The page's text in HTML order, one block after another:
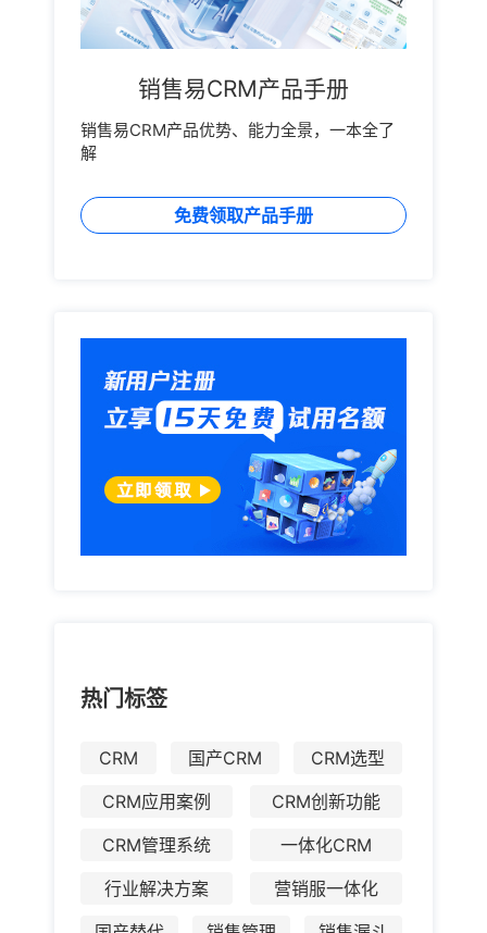
销售易CRM产品手册
销售易CRM产品优势、能力全景，一本全了
解
免费领取产品手册
热门标签
CRM 国产CRM
CRM选型
CRM应用案例
CRM创新功能
CRM管理系统
一体化CRM
行业解决方案
营销服一体化